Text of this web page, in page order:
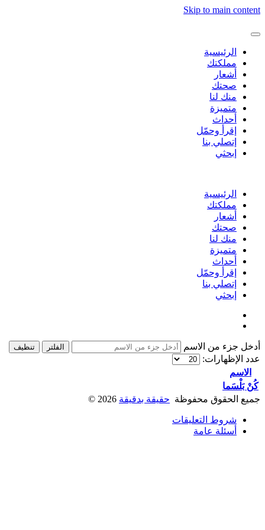
Skip to main content
الرئيسية
مملكتك
أشعار
صحتك
منك لنا
متميزة
أحداث
إقرأ وحمّل
إتصلي بنا
إبحثي
الرئيسية
مملكتك
أشعار
صحتك
منك لنا
متميزة
أحداث
إقرأ وحمّل
إتصلي بنا
إبحثي
أدخل جزء من الاسم الفلتر تنظيف
عدد الإظهارات:
الاسم
كُنْ بَلْسَما
جميع الحقوق محفوظة حقيقة بدقيقة 2026
©
شروط التعليقات
أسئلة عامة